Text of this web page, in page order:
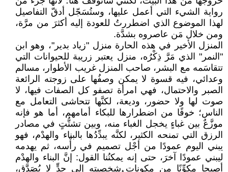
رواية الشيء التي أعمل عليها، وستُسَجّل أدقّ التفاصيل
لهذا الموضوع الذي اضطررتُ للعودة إليه أكثرَ من مرَّة،
ومن خلال مَن عاصروه بشدَّة.
المنزل الأخير في هذه الحارة منزل "زياد بدير"، وهو ابن
"النمر" الذي مَرَّ ذِكْرُه، منزل يعتبر زريبة للحيوانات التي
تتقاسَمه مع البشر، صاحب المنزل غريب الأطوار، مسالم
وعدائي، فيه قسوة لا يمكن وصفُها على زوجته الرائعة
الصبر والاحتمال، فهي امرأة تصفو كل الصفات فيها، لا
صوت لها ولا حضور، وديعة، لكنَّها تتحاشى التعامل مع
الناس؛ خوفًا من اضطرارها للبكاء أمامهم، أما هو فإنه
موزَّعٌ بين غباءٍ يخجل الغباء منه، وبين تشتُّتٍ في مصادر
الرزق التي تمنحه الكثير، لكنَّه يبدِّدُها بالبناء والهدْم، فهو
يبني اليوم عمودًا من أجْل تصميم في رأْسه، ثم يهدمه
ليبني عمودًا آخرَ، حتى إنه يمكنُنا القول: إنَّ البناء والهدْم
أصبحا مكوِّنًا من مكونات شخصيته إلى حدٍّ لا يُصَدَّق،